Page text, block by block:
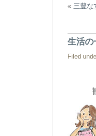
« 三豊な
生活の
Filed
観音